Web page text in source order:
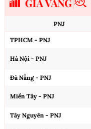
GIÁ VÀNG
PNJ
TPHCM - PNJ
Hà Nội - PNJ
Đà Nẵng - PNJ
Miền Tây - PNJ
Tây Nguyên - PNJ